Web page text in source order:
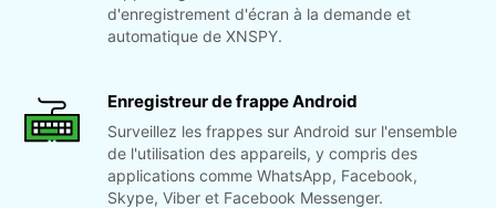
d'enregistrement d'écran à la demande et
automatique de XNSPY.
Enregistreur de frappe Android
Surveillez les frappes sur Android sur l'ensemble
de l'utilisation des appareils, y compris des
applications comme WhatsApp, Facebook,
Skype, Viber et Facebook Messenger.